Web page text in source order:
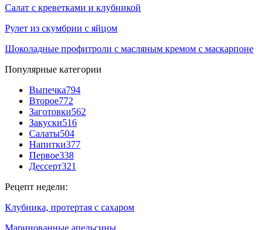
Салат с креветками и клубникой
Рулет из скумбрии с яйцом
Шоколадные профитроли с масляным кремом с маскарпоне
Популярные категории
Выпечка794
Второе772
Заготовки562
Закуски516
Салаты504
Напитки377
Первое338
Дессерт321
Рецепт недели:
Клубника, протертая с сахаром
Маринованные апельсины